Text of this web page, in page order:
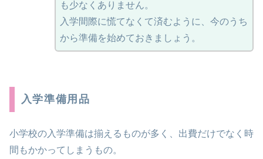
も少なくありません。
入学間際に慌てなくて済むように、今のうち
から準備を始めておきましょう。
入学準備用品
小学校の入学準備は揃えるものが多く、出費だけでなく時
間もかかってしまうもの。